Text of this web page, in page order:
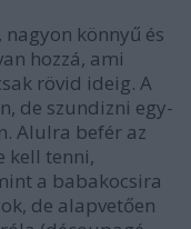
könnyű és
hozzá, ami
rövid ideig. A
de szundizni egy-
Alulra befér az
kell tenni,
a babakocsira
de alapvetően